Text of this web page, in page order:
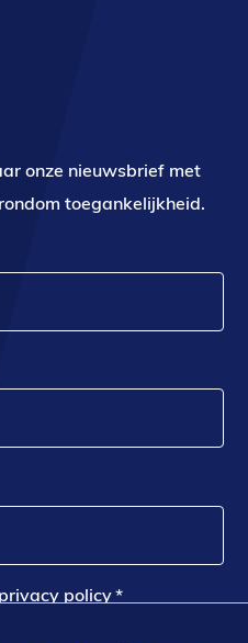
onze nieuwsbrief met
toegankelijkheid.
policy*